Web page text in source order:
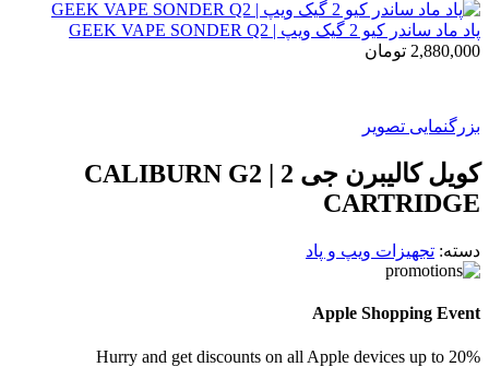
پاد ماد ساندر کیو 2 گیک ویپ | GEEK VAPE SONDER Q2
2,880,000 تومان
بزرگنمایی تصویر
کویل کالیبرن جی 2 | CALIBURN G2
CARTRIDGE
دسته: تجهیزات ویپ و پاد
Apple Shopping Event
Hurry and get discounts on all Apple devices up to 20%